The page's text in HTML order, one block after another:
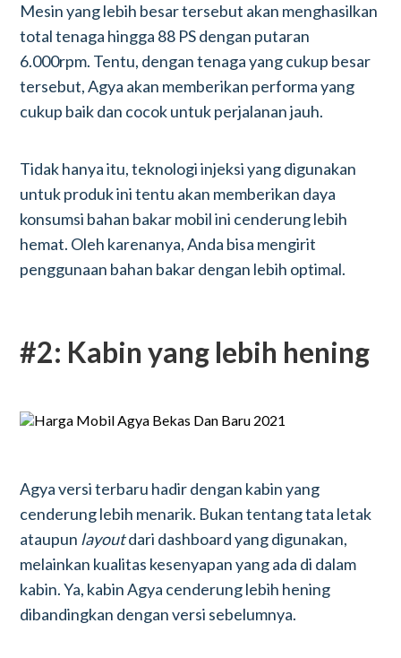
Mesin yang lebih besar tersebut akan menghasilkan
total tenaga hingga 88 PS dengan putaran
6.000rpm. Tentu, dengan tenaga yang cukup besar
tersebut, Agya akan memberikan performa yang
cukup baik dan cocok untuk perjalanan jauh.
Tidak hanya itu, teknologi injeksi yang digunakan
untuk produk ini tentu akan memberikan daya
konsumsi bahan bakar mobil ini cenderung lebih
hemat. Oleh karenanya, Anda bisa mengirit
penggunaan bahan bakar dengan lebih optimal.
#2: Kabin yang lebih hening
Agya versi terbaru hadir dengan kabin yang
cenderung lebih menarik. Bukan tentang tata letak
ataupun layoutdari dashboard yang digunakan,
melainkan kualitas kesenyapan yang ada di dalam
kabin. Ya, kabin Agya cenderung lebih hening
dibandingkan dengan versi sebelumnya.